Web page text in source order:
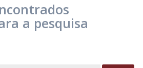
a pesquisa